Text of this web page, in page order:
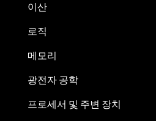
이산
로직
메모리
광전자 공학
프로세서 및 주변 장치